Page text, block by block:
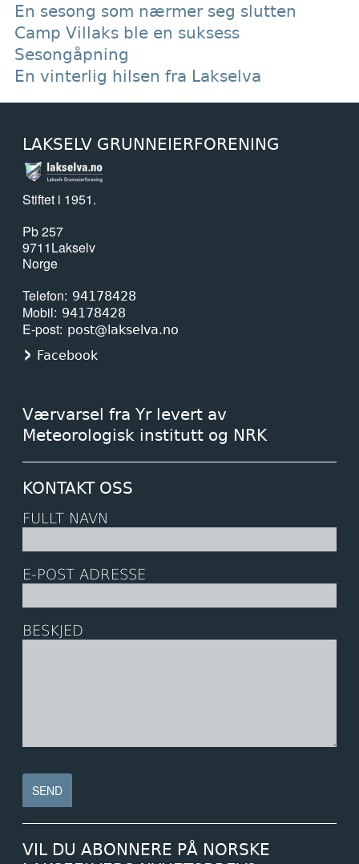
En sesong som nærmer seg slutten
Camp Villaks ble en suksess
Sesongåpning
En vinterlig hilsen fra Lakselva
LAKSELV GRUNNEIERFORENING
Stiftet i 1951.
Pb 257
9711Lakselv
Norge
Telefon
94178428
Mobil 94178428
E-post post@lakselva.no
Facebook
Værvarsel fra Yr levert av
Meteorologisk institutt og NRK
KONTAKT OSS
FULLT NAVN
E-POST ADRESSE
BESKJED
VIL DU ABONNERE PÅ NORSKE